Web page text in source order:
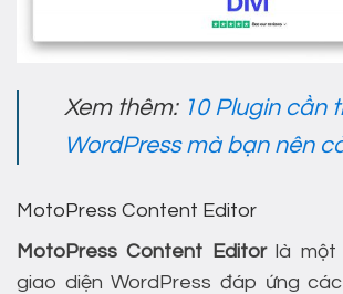
Xem thêm: 10 Plugin cần
WordPress mà bạn nên
MotoPress Content Editor
MotoPress Content Editorlà một
giao diện WordPress đáp ứng